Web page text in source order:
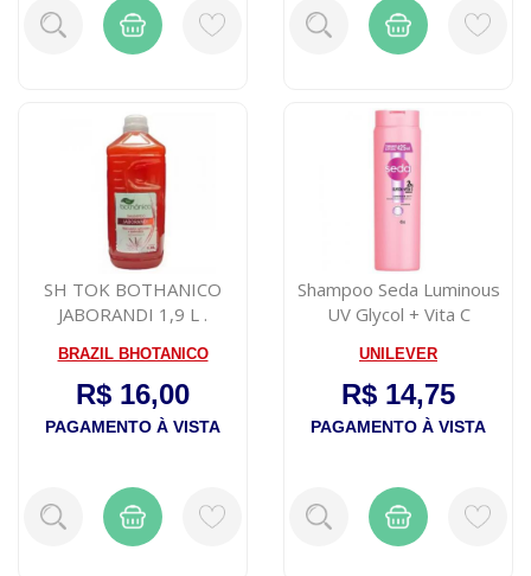
SH TOK BOTHANICO
JABORANDI 1,9 L .
BRAZIL BHOTANICO
R$ 16,00
PAGAMENTO À VISTA
Shampoo Seda Luminous
UV Glycol + Vita C
UNILEVER
R$ 14,75
PAGAMENTO À VISTA